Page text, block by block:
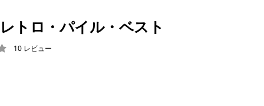
トロ・パイル・ベスト
/ 5
10 レビュー